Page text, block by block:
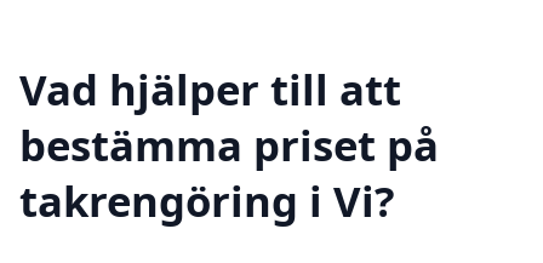
Vad hjälper till att
bestämma priset på
takrengöring i Vi?